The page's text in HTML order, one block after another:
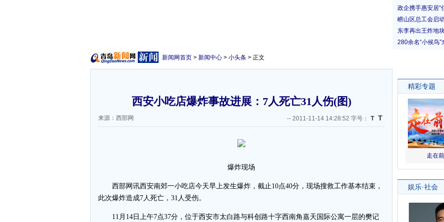
新闻网首页 > 新闻中心 > 小头条 > 正文
西安小吃店爆炸事故进展：7人死亡31人伤(图)
来源：西部网 -- 2011-11-14 14:28:52 字号： T T
爆炸现场
西部网讯西安南郊一小吃店今天早上发生爆炸，截止10点40分，现场搜救工作基本结束，
此次爆炸造成7人死亡，31人受伤。
11月14日上午7点37分，位于西安市太白路与科创路十字西南角嘉天国际公寓一层的樊记